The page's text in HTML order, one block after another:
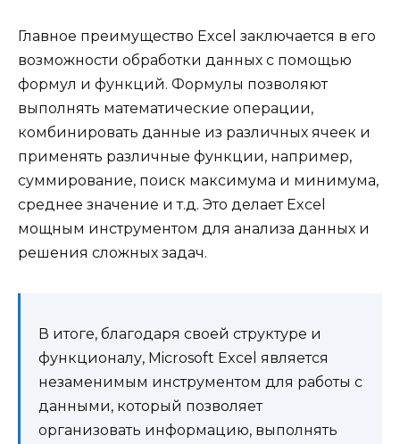
Главное преимущество Excel заключается в его
возможности обработки данных с помощью
формул и функций. Формулы позволяют
выполнять математические операции,
комбинировать данные из различных ячеек и
применять различные функции, например,
суммирование, поиск максимума и минимума,
среднее значение и т.д. Это делает Excel
мощным инструментом для анализа данных и
решения сложных задач.
В итоге, благодаря своей структуре и
функционалу, Microsoft Excel является
незаменимым инструментом для работы с
данными, который позволяет
организовать информацию, выполнять